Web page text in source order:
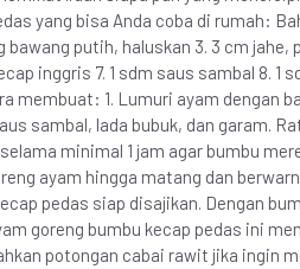
yang bisa Anda coba di rumah:
bawang putih, haluskan 3. 3 cm
inggris 7. 1 sdm saus sambal 8. 1
membuat: 1. Lumuri ayam dengan
sambal, lada bubuk, dan garam.
minimal 1 jam agar bumbu
ayam hingga matang dan
pedas siap disajikan. Dengan
goreng bumbu kecap pedas ini
potongan cabai rawit jika ingin